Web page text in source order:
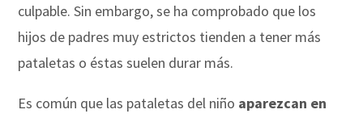
culpable. Sin embargo, se ha comprobado que los
hijos de padres muy estrictos tienden a tener más
pataletas o éstas suelen durar más.
Es común que las pataletas del niño aparezcan en